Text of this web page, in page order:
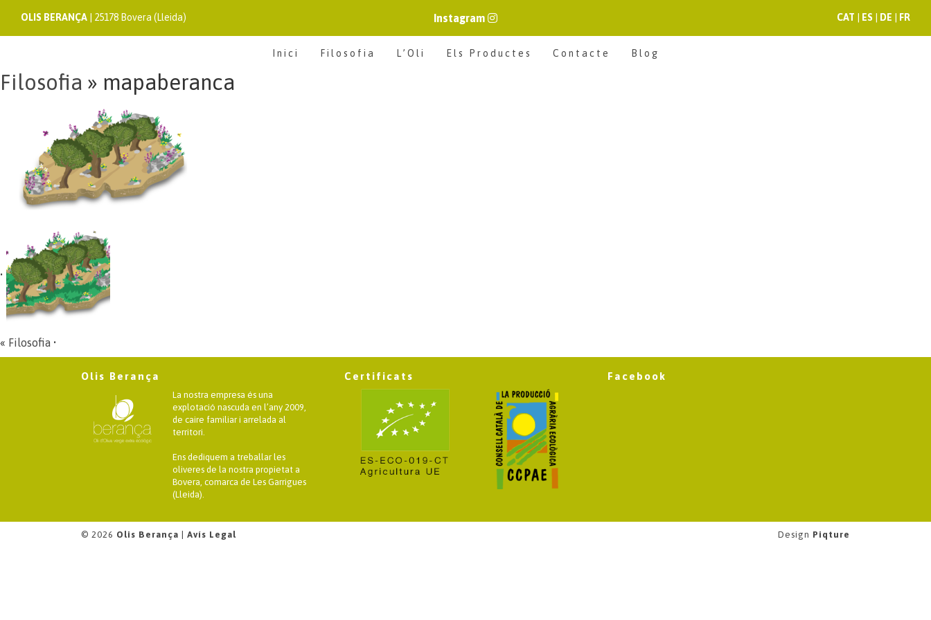
OLIS BERANÇA | 25178 Bovera (Lleida) Instagram CAT ES DE FR
Inici Filosofia L’Oli Els Productes Contacte Blog
Filosofia » mapaberanca
•
« Filosofia •
Olis Berança
La nostra empresa és una
explotació nascuda en l’any 2009,
de caire familiar i arrelada al
territori.
Ens dediquem a treballar les
oliveres de la nostra propietat a
Bovera, comarca de Les Garrigues
(Lleida).
Certificats Facebook
© 2026 Olis Berança Avís Legal Design Piqture